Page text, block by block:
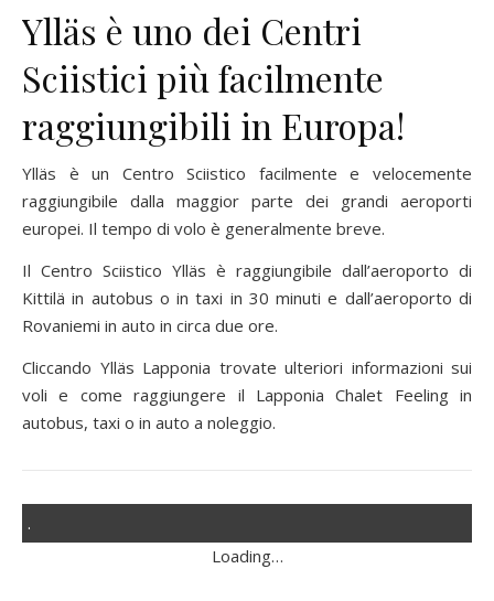
Ylläs è uno dei Centri
Sciistici più facilmente
raggiungibili in Europa!
Ylläs è un Centro Sciistico facilmente e velocemente
raggiungibile dalla maggior parte dei grandi aeroporti
europei. Il tempo di volo è generalmente breve.
Il Centro Sciistico Ylläs è raggiungibile dall’aeroporto di
Kittilä in autobus o in taxi in 30 minuti e dall’aeroporto di
Rovaniemi in auto in circa due ore.
Cliccando Ylläs Lapponia trovate ulteriori informazioni sui
voli e come raggiungere il Lapponia Chalet Feeling in
autobus, taxi o in auto a noleggio.
.
Loading…